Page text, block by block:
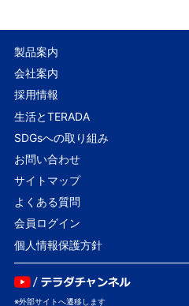
製品案内
会社案内
採用情報
生活とTERADA
SDGsへの取り組み
お問い合わせ
サイトマップ
よくある質問
会員ログイン
個人情報保護方針